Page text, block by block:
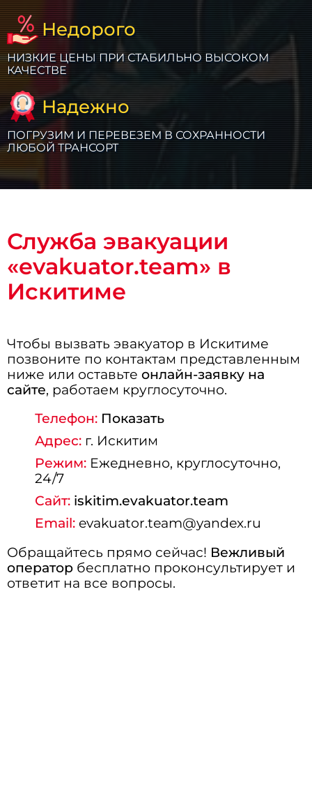
Недорого
НИЗКИЕ ЦЕНЫ ПРИ СТАБИЛЬНО ВЫСОКОМ
КАЧЕСТВЕ
Надежно
ПОГРУЗИМ И ПЕРЕВЕЗЕМ В СОХРАННОСТИ
ЛЮБОЙ ТРАНСОРТ
Служба эвакуации
«evakuator.team» в
Искитиме
Чтобы вызвать эвакуатор в Искитиме
позвоните по контактам представленным
ниже или оставьтеонлайн-заявку на
сайте, работаем круглосуточно.
Телефон: Показать
Адрес: г. Искитим
Режим: Ежедневно, круглосуточно,
24/7
Сайт: iskitim.evakuator.team
Email: evakuator.team@yandex.ru
Обращайтесь прямо сейчас! Вежливый
оператор бесплатно проконсультирует и
ответит на все вопросы.